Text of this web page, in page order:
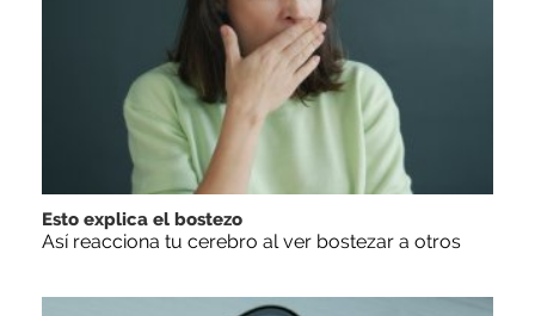
Esto explica el bostezo
Así reacciona tu cerebro al ver bostezar a otros